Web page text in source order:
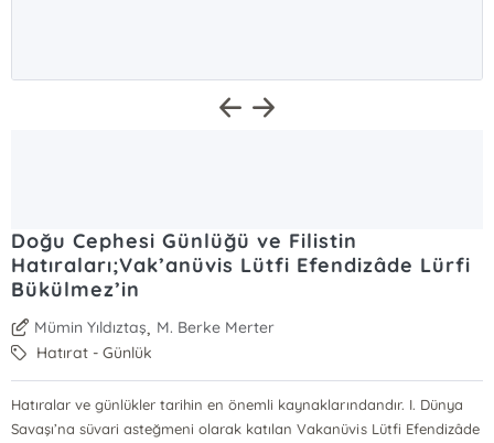
Doğu Cephesi Günlüğü ve Filistin
Hatıraları;Vak’anüvis Lütfi Efendizâde Lürfi
Bükülmez’in
Mümin Yıldıztaş, M. Berke Merter
Hatırat - Günlük
Hatıralar ve günlükler tarihin en önemli kaynaklarındandır. I. Dünya
Savaşı’na süvari asteğmeni olarak katılan Vakanüvis Lütfi Efendizâde